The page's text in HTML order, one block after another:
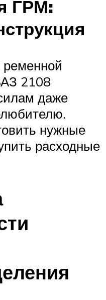
ГРМ:
2108
даже
нужные
расходные